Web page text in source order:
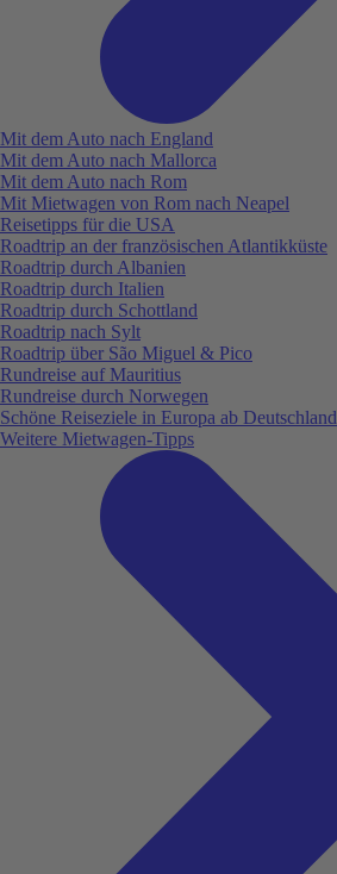
Mit dem Auto nach England
Mit dem Auto nach Mallorca
Mit dem Auto nach Rom
Mit Mietwagen von Rom nach Neapel
Reisetipps für die USA
Roadtrip an der französischen Atlantikküste
Roadtrip durch Albanien
Roadtrip durch Italien
Roadtrip durch Schottland
Roadtrip nach Sylt
Roadtrip über São Miguel & Pico
Rundreise auf Mauritius
Rundreise durch Norwegen
Schöne Reiseziele in Europa ab Deutschland
Weitere Mietwagen-Tipps